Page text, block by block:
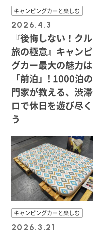
キャンピングカーと楽しむ
2026.4.3
『後悔しない！ク
旅の極意』キャン
グカー最大の魅力は
「前泊」! 1000泊
門家が教える、渋
ロで休日を遊び尽
う
キャンピングカーと楽しむ
2026.3.21